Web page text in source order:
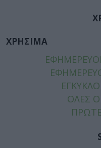
ΧΡΗΣΙΜΑ
ΟΛΕΣ